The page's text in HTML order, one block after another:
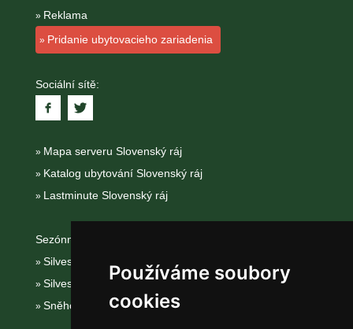
Používáme soubory
cookies
Reklama
Pridanie ubytovacieho zariadenia
Sociální sítě:
Mapa serveru Slovenský ráj
Katalog ubytování Slovenský ráj
Lastminute Slovenský ráj
Sezónní odkazy:
Silvester Slovenský ráj
Silvestr na horách 2025/26
Sněhové zpravodajství